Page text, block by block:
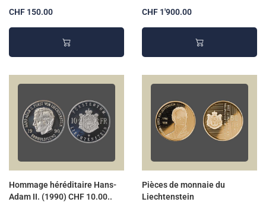
CHF 150.00 CHF 1'900.00
Hommage héréditaire Hans-
Adam II. (1990) CHF 10.00..
Pièces de monnaie du
Liechtenstein